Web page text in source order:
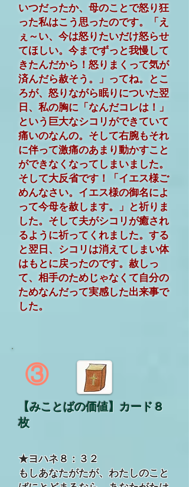
いつだったか、母のことで怒り狂
った私はこう思ったのです。「え
ぇ～い、今は怒りたいだけ怒らせ
てほしい。今までずっと我慢して
きたんだから！怒りまくって気が
済んだら赦そう。」ってね。とこ
ろが、怒りながら眠りについた翌
日、私の胸に「なんだコレは！」
という巨大なシコリができていて
痛いのなんの。そして右腕もそれ
に伴って激痛のあまり動かすこと
ができなくなってしまいました。
そして大反省です！「イエス様ご
めんなさい。イエス様の御名によ
って今母を赦します。」と祈りま
した。そして夫がシコリが癒され
るように祈ってくれました。する
と翌日、シコリは消えてしまい体
はもとに戻ったのです。赦しっ
て、相手のためじゃなくて自分の
ためなんだって実感した出来事で
した。
③
【みことばの価値】カード８
枚
★ヨハネ８：３２
もしあなたがたが、わたしのこと